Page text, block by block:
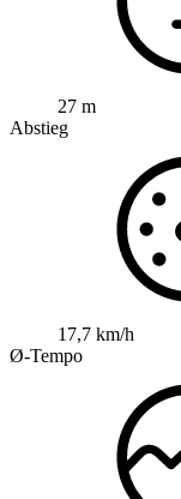
27 m
Abstieg
17,7 km/h
Ø-Tempo